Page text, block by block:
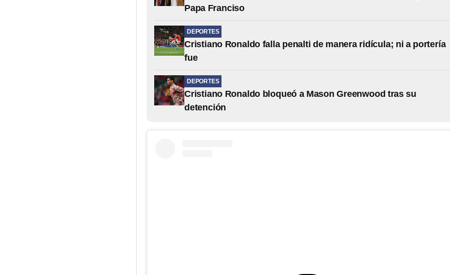
Papa Franciso
DEPORTES
Cristiano Ronaldo falla penalti de manera ridícula; ni a portería
fue
DEPORTES
Cristiano Ronaldo bloqueó a Mason Greenwood tras su
detención